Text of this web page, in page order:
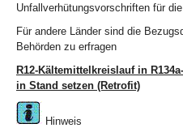
Unfallverhütungsvorschriften für
Für andere Länder sind die
Behörden zu erfragen
R12-Kältemittelkreislauf in
in Stand setzen (Retrofit)
Hinweis